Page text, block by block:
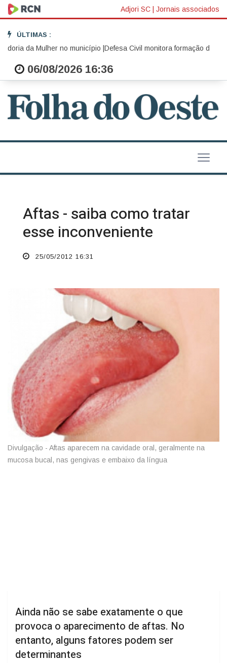
Adjori SC | Jornais associados
ÚLTIMAS :
da Mulher no município |Defesa Civil monitora formação de
06/08/2026 16:36
Aftas - saiba como tratar
esse inconveniente
25/05/2012 16:31
Divulgação - Aftas aparecem na cavidade oral, geralmente na
mucosa bucal, nas gengivas e embaixo da língua
Ainda não se sabe exatamente o que
provoca o aparecimento de aftas. No
entanto, alguns fatores podem ser
determinantes